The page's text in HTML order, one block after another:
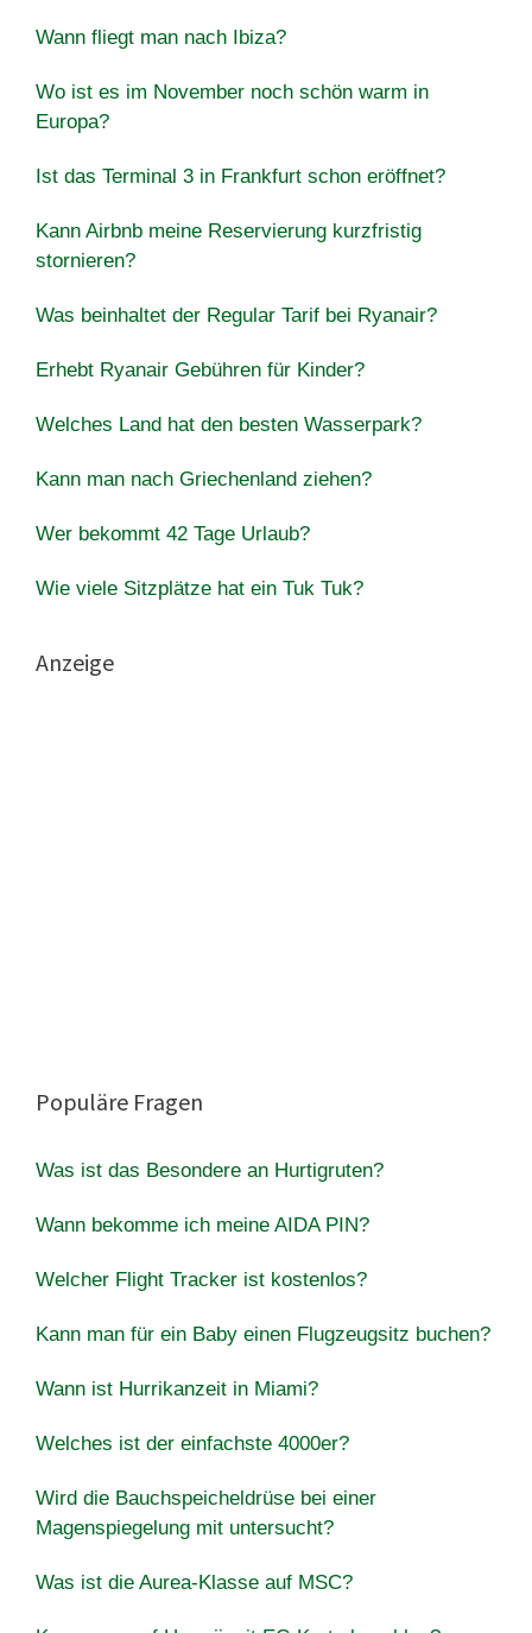
Wann fliegt man nach Ibiza?
Wo ist es im November noch schön warm in
Europa?
Ist das Terminal 3 in Frankfurt schon eröffnet?
Kann Airbnb meine Reservierung kurzfristig
stornieren?
Was beinhaltet der Regular Tarif bei Ryanair?
Erhebt Ryanair Gebühren für Kinder?
Welches Land hat den besten Wasserpark?
Kann man nach Griechenland ziehen?
Wer bekommt 42 Tage Urlaub?
Wie viele Sitzplätze hat ein Tuk Tuk?
Anzeige
Populäre Fragen
Was ist das Besondere an Hurtigruten?
Wann bekomme ich meine AIDA PIN?
Welcher Flight Tracker ist kostenlos?
Kann man für ein Baby einen Flugzeugsitz buchen?
Wann ist Hurrikanzeit in Miami?
Welches ist der einfachste 4000er?
Wird die Bauchspeicheldrüse bei einer
Magenspiegelung mit untersucht?
Was ist die Aurea-Klasse auf MSC?